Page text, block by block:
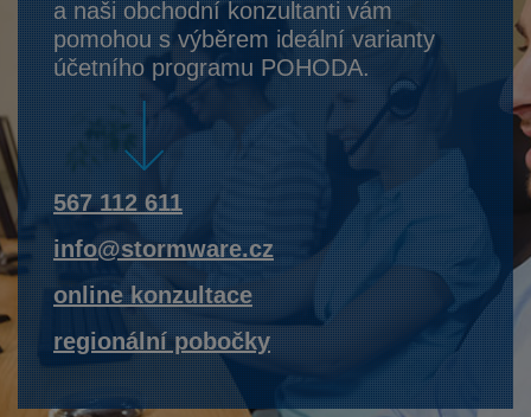
a naši obchodní konzultanti vám
pomohou s výběrem ideální varianty
účetního programu POHODA.
567 112 611
info@stormware.cz
online konzultace
regionální pobočky